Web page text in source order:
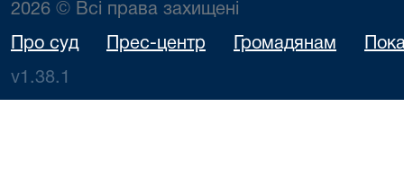
2026 © Всі права захищені
Про суд Прес-центр Громадянам
v1.38.1